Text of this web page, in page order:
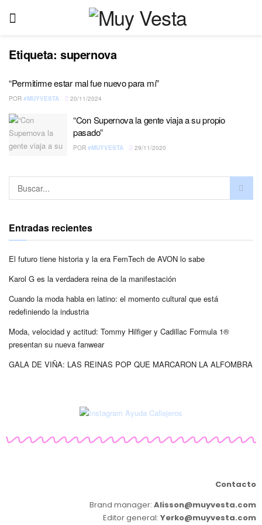
Etiqueta: supernova
“Permitirme estar mal fue nuevo para mí”
POR #MUYVESTA 20/11/2024
“Con Supernova la gente viaja a su propio
pasado”
POR #MUYVESTA 29/11/2020
Entradas recientes
El futuro tiene historia y la era FemTech de AVON lo sabe
Karol G es la verdadera reina de la manifestación
Cuando la moda habla en latino: el momento cultural que está
redefiniendo la industria
Moda, velocidad y actitud: Tommy Hilfiger y Cadillac Formula 1®
presentan su nueva fanwear
GALA DE VIÑA: LAS REINAS POP QUE MARCARON LA ALFOMBRA
Contacto
Brand manager: Alisson@muyvesta.com
Editor general: Yerko@muyvesta.com